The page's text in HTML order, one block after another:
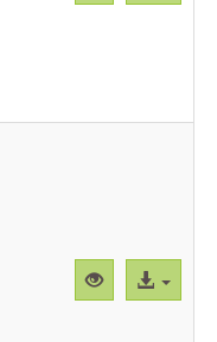
previaal
Vista
previa
Acceso
al